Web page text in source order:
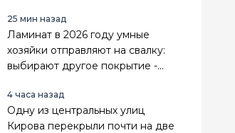
25 мин назад
Ламинат в 2026 году умные
хозяйки отправляют на свалку:
выбирают другое покрытие -
4 часа назад
Одну из центральных улиц
Кирова перекрыли почти на две